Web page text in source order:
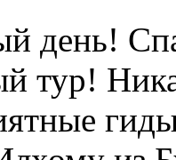
день!
тур!